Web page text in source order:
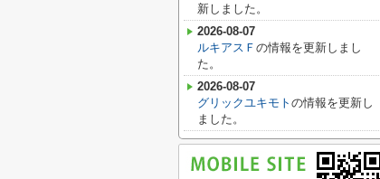
新しました。
2026-08-07
ルキアスＦ の情報を更新しまし
た。
2026-08-07
グリックユキモト の情報を更新し
ました。